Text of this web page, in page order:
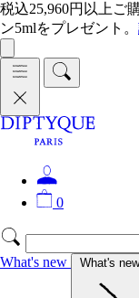
税込25,960円以上ご
ン5mlをプレゼント。
0
What's new What's new